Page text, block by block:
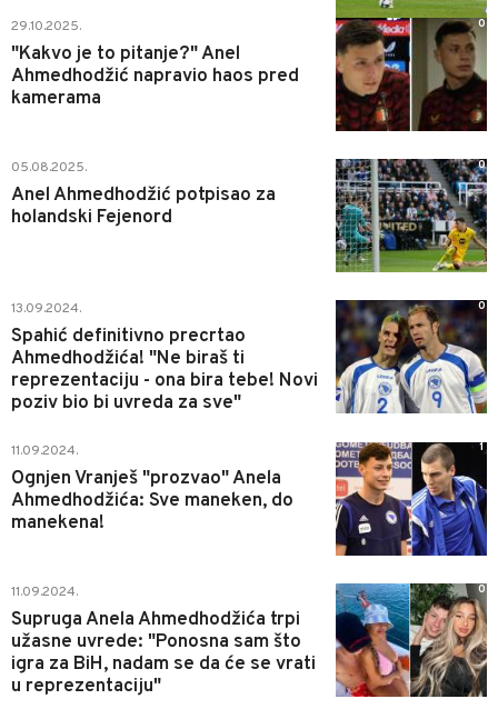
29.10.2025.
"Kakvo je to pitanje?" Anel
Ahmedhodžić napravio haos pred
kamerama
0
05.08.2025.
Anel Ahmedhodžić potpisao za
holandski Fejenord
0
13.09.2024.
Spahić definitivno precrtao
Ahmedhodžića! "Ne biraš ti
reprezentaciju - ona bira tebe! Novi
poziv bio bi uvreda za sve"
0
11.09.2024.
Ognjen Vranješ "prozvao" Anela
Ahmedhodžića: Sve maneken, do
manekena!
1
11.09.2024.
Supruga Anela Ahmedhodžića trpi
užasne uvrede: "Ponosna sam što
igra za BiH, nadam se da će se vrati
u reprezentaciju"
0